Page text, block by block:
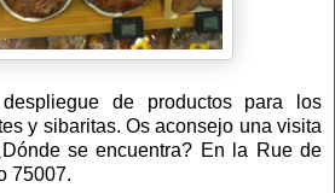
de productos para los
y sibaritas. Os aconsejo una visita
se encuentra? En la Rue de
75007.